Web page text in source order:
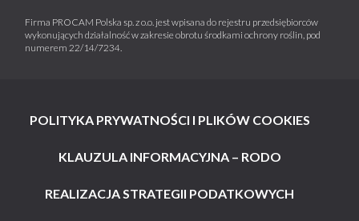
Firma PROCAM Polska sp. z o.o. jest wpisana do rejestru przedsiębiorców
wykonujących działalność w zakresie obrotu środkami ochrony roślin, pod
numerem 22/14/7234.
POLITYKA PRYWATNOŚCI I PLIKÓW COOKIES
KLAUZULA INFORMACYJNA – RODO
REALIZACJA STRATEGII PODATKOWYCH